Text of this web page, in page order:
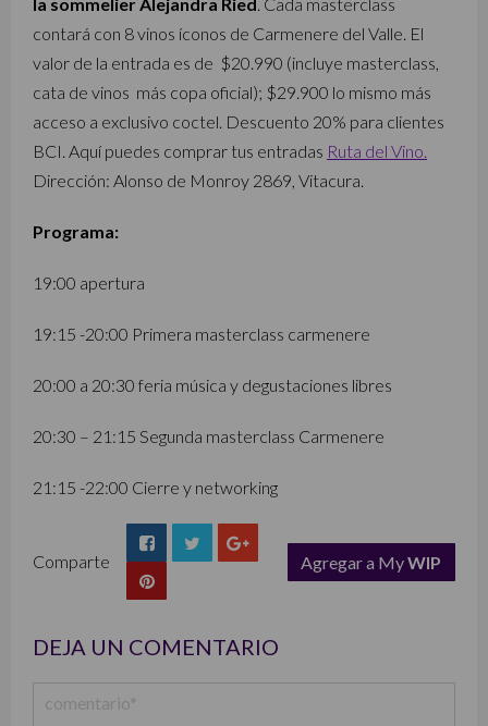
la sommelier Alejandra Ried. Cada masterclass
contará con 8 vinos íconos de Carmenere del Valle. El
valor de la entrada es de $20.990 (incluye masterclass,
cata de vinos más copa oficial); $29.900 lo mismo más
acceso a exclusivo coctel. Descuento 20% para clientes
BCI. Aquí puedes comprar tus entradas Ruta del Vino.
Dirección: Alonso de Monroy 2869, Vitacura.
Programa:
19:00 apertura
19:15 -20:00 Primera masterclass carmenere
20:00 a 20:30 feria música y degustaciones libres
20:30 – 21:15 Segunda masterclass Carmenere
21:15 -22:00 Cierre y networking
Comparte Agregar a MyWIP
DEJA UN COMENTARIO